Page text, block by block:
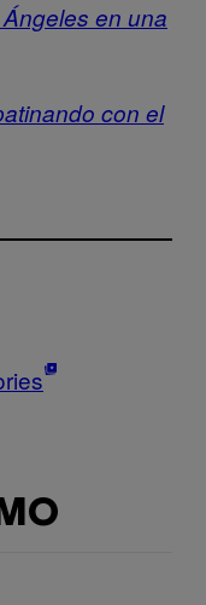
en una
con el